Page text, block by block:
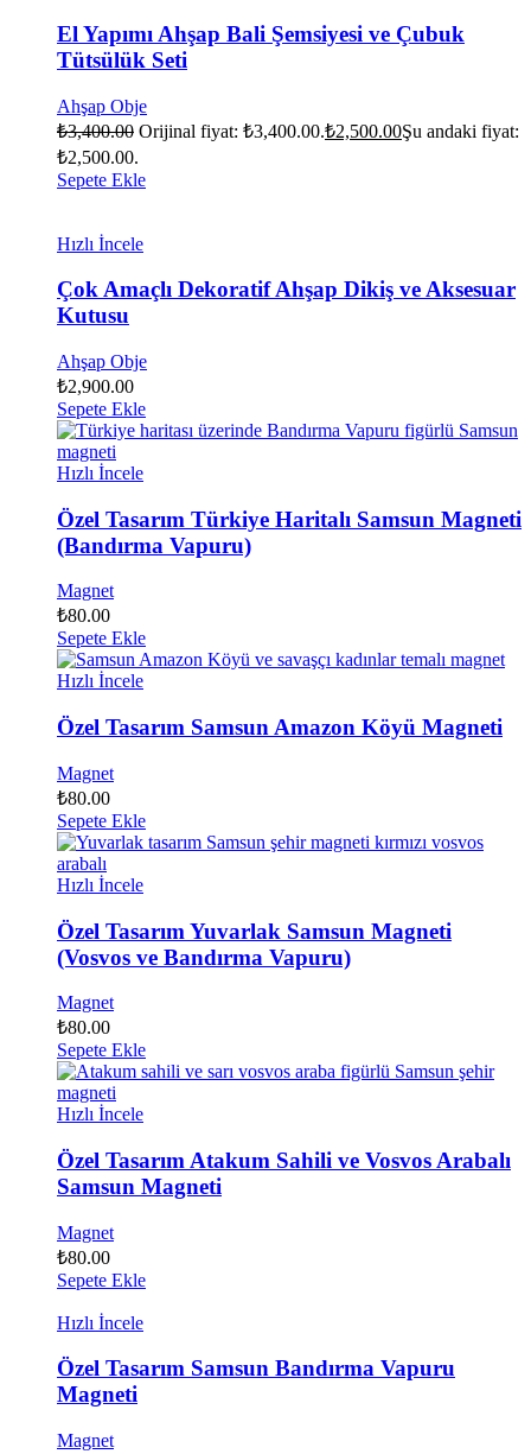
El Yapımı Ahşap Bali Şemsiyesi ve Çubuk
Tütsülük Seti
Ahşap Obje
₺3,400.00 Orijinal fiyat: ₺3,400.00.₺2,500.00Şu andaki fiyat:
₺2,500.00.
Sepete Ekle
Hızlı İncele
Çok Amaçlı Dekoratif Ahşap Dikiş ve Aksesuar
Kutusu
Ahşap Obje
₺2,900.00
Sepete Ekle
Hızlı İncele
Özel Tasarım Türkiye Haritalı Samsun Magneti
(Bandırma Vapuru)
Magnet
₺80.00
Sepete Ekle
Hızlı İncele
Özel Tasarım Samsun Amazon Köyü Magneti
Magnet
₺80.00
Sepete Ekle
Hızlı İncele
Özel Tasarım Yuvarlak Samsun Magneti
(Vosvos ve Bandırma Vapuru)
Magnet
₺80.00
Sepete Ekle
Hızlı İncele
Özel Tasarım Atakum Sahili ve Vosvos Arabalı
Samsun Magneti
Magnet
₺80.00
Sepete Ekle
Hızlı İncele
Özel Tasarım Samsun Bandırma Vapuru
Magneti
Magnet